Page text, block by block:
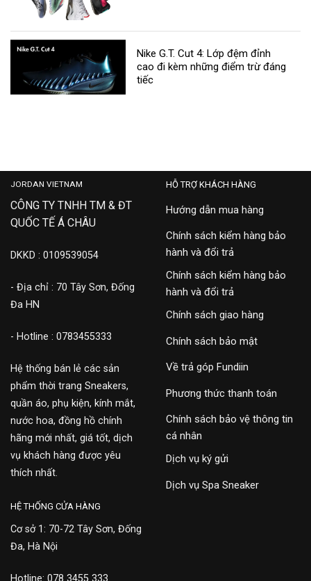
Nike G.T. Cut 4: Lớp đệm đỉnh
cao đi kèm những điểm trừ đáng
tiếc
JORDAN VIETNAM
CÔNG TY TNHH TM & ĐT
QUỐC TẾ Á CHÂU
DKKD : 0109539054
- Địa chỉ : 70 Tây Sơn, Đống
Đa HN
- Hotline : 0783455333
Hệ thống bán lẻ các sản
phẩm thời trang Sneakers,
quần áo, phụ kiện, kính mắt,
nước hoa, đồng hồ chính
hãng mới nhất, giá tốt, dịch
vụ khách hàng được yêu
thích nhất.
HỖ TRỢ KHÁCH HÀNG
Hướng dẫn mua hàng
Chính sách kiểm hàng bảo
hành và đổi trả
Chính sách kiểm hàng bảo
hành và đổi trả
Chính sách giao hàng
Chính sách bảo mật
Về trả góp Fundiin
Phương thức thanh toán
Chính sách bảo vệ thông tin
cá nhân
Dịch vụ ký gửi
Dịch vụ Spa Sneaker
HỆ THỐNG CỬA HÀNG
Cơ sở 1: 70-72 Tây Sơn, Đống
Đa, Hà Nội